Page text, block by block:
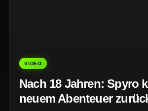
VIDEO
Nach 18 Jahren: Spyro
neuem Abenteuer